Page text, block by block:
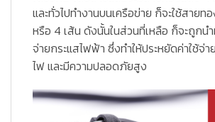
และทั่วไปทำงานบนเครือข่าย ก็จะใช้สายท
หรือ 4 เส้น ดังนั้นในส่วนที่เหลือ ก็จะถูกน
จ่ายกระแสไฟฟ้า ซึ่งทำให้ประหยัดค่าใช้จ่า
ไฟ และมีความปลอดภัยสูง